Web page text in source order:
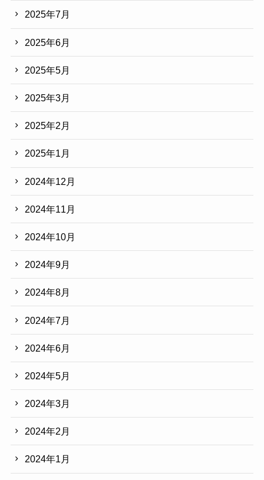
2025年7月
2025年6月
2025年5月
2025年3月
2025年2月
2025年1月
2024年12月
2024年11月
2024年10月
2024年9月
2024年8月
2024年7月
2024年6月
2024年5月
2024年3月
2024年2月
2024年1月